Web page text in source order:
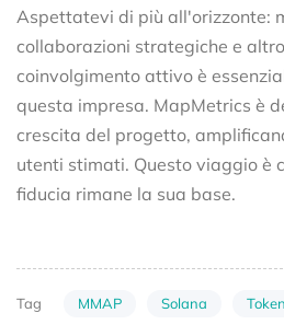
Aspettatevi di più all'orizzonte:
collaborazioni strategiche e
coinvolgimento attivo è
questa impresa. MapMetrics è
crescita del progetto,
utenti stimati. Questo viaggio è
fiducia rimane la sua base.
Tag MMAP Solana Token